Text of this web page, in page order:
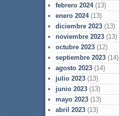
febrero 2024(13)
enero 2024(13)
diciembre 2023(13)
noviembre 2023(13)
octubre 2023(12)
septiembre 2023(14)
agosto 2023(14)
julio 2023(13)
junio 2023(13)
mayo 2023(13)
abril 2023(13)